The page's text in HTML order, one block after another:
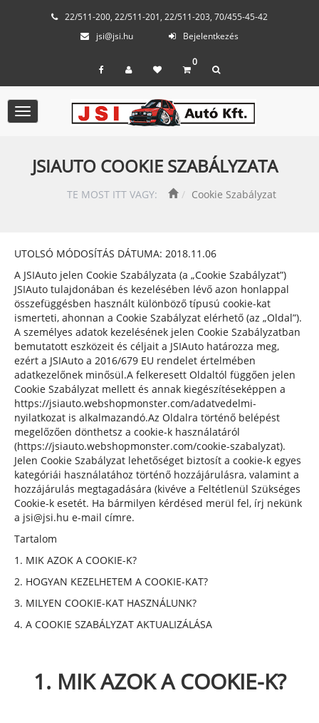
22/511-200, 22/511-201, 22/511-203, 70/455-45-42
jsi@jsi.hu
Bejelentkezés
0
Toggle
navigation
JSIAUTO COOKIE SZABÁLYZATA
TE MOST ITT VAGY: Cookie Szabályzat
UTOLSÓ MÓDOSÍTÁS DÁTUMA: 2018.11.06
A JSIAuto jelen Cookie Szabályzata (a „Cookie Szabályzat”)
JSIAuto tulajdonában és kezelésében lévő azon honlappal
összefüggésben használt különböző típusú cookie-kat
ismerteti, ahonnan a Cookie Szabályzat elérhető (az „Oldal”).
A személyes adatok kezelésének jelen Cookie Szabályzatban
bemutatott eszközeit és céljait a JSIAuto határozza meg,
ezért a JSIAuto a 2016/679 EU rendelet értelmében
adatkezelőnek minősül.A felkeresett Oldaltól függően jelen
Cookie Szabályzat mellett és annak kiegészítéseképpen a
https://jsiauto.webshopmonster.com/adatvedelmi-
nyilatkozat is alkalmazandó.Az Oldalra történő belépést
megelőzően dönthetsz a cookie-k használatáról
(https://jsiauto.webshopmonster.com/cookie-szabalyzat).
Jelen Cookie Szabályzat lehetőséget biztosít a cookie-k egyes
kategóriái használatához történő hozzájárulásra, valamint a
hozzájárulás megtagadására (kivéve a Feltétlenül Szükséges
Cookie-k esetét. Ha bármilyen kérdésed merül fel, írj nekünk
a jsi@jsi.hu e-mail címre.
Tartalom
1. MIK AZOK A COOKIE-K?
2. HOGYAN KEZELHETEM A COOKIE-KAT?
3. MILYEN COOKIE-KAT HASZNÁLUNK?
4. A COOKIE SZABÁLYZAT AKTUALIZÁLÁSA
1. MIK AZOK A COOKIE-K?